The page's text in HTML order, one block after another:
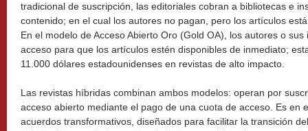
tradicional de suscripción, las editoriales cobran a bibliotecas e
contenido; en el cual los autores no pagan, pero los artículos
En el modelo de Acceso Abierto Oro (Gold OA), los autores o
acceso para que los artículos estén disponibles de inmediato;
11.000 dólares estadounidenses en revistas de alto impacto.
Las revistas híbridas combinan ambos modelos: operan por
acceso abierto mediante el pago de una cuota de acceso. Es en
acuerdos transformativos, diseñados para facilitar la transición